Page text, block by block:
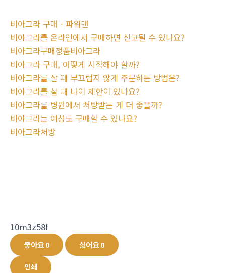
비아그라 구매 - 파워맨
비아그라를 온라인에서 구매하면 신고될 수 있나요?
비아그라구매정품비아그라
비아그라 구매, 어떻게 시작해야 할까?
비아그라를 살 때 부끄럽지 않게 주문하는 방법은?
비아그라를 살 때 나이 제한이 있나요?
비아그라를 병원에서 처방받는 게 더 좋을까?
비아그라는 여성도 구매할 수 있나요?
비아그라처방
10m3z58f
좋아요0 싫어요0
인쇄